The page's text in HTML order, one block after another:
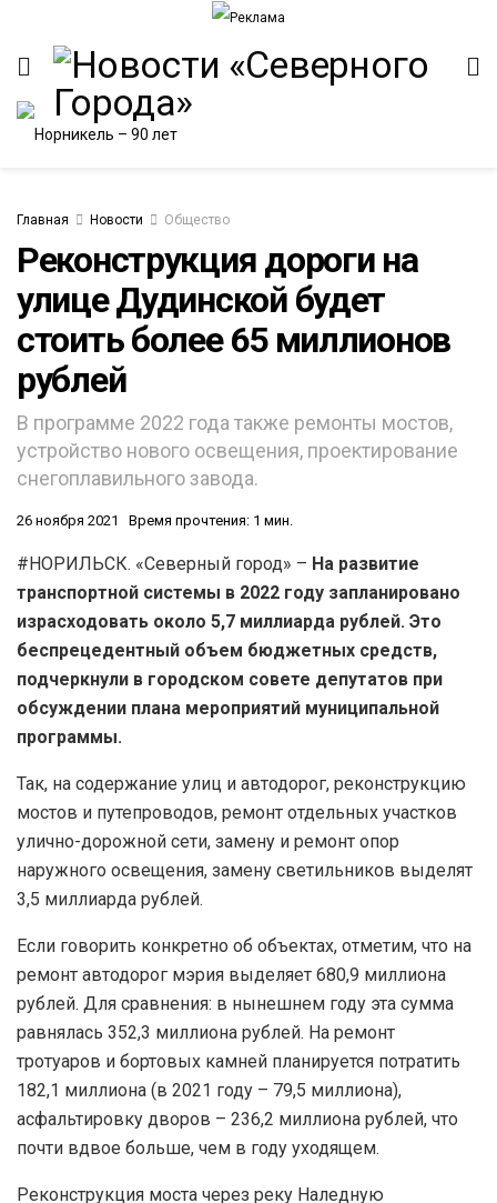
Главная Новости Общество
Реконструкция дороги на
улице Дудинской будет
стоить более 65 миллионов
рублей
В программе 2022 года также ремонты мостов,
устройство нового освещения, проектирование
снегоплавильного завода.
26 ноября 2021 Время прочтения: 1 мин.
#НОРИЛЬСК. «Северный город» – На развитие
транспортной системы в 2022 году запланировано
израсходовать около 5,7 миллиарда рублей. Это
беспрецедентный объем бюджетных средств,
подчеркнули в городском совете депутатов при
обсуждении плана мероприятий муниципальной
программы.
Так, на содержание улиц и автодорог, реконструкцию
мостов и путепроводов, ремонт отдельных участков
улично-дорожной сети, замену и ремонт опор
наружного освещения, замену светильников выделят
3,5 миллиарда рублей.
Если говорить конкретно об объектах, отметим, что на
ремонт автодорог мэрия выделяет 680,9 миллиона
рублей. Для сравнения: в нынешнем году эта сумма
равнялась 352,3 миллиона рублей. На ремонт
тротуаров и бортовых камней планируется потратить
182,1 миллиона (в 2021 году – 79,5 миллиона),
асфальтировку дворов – 236,2 миллиона рублей, что
почти вдвое больше, чем в году уходящем.
Реконструкция моста через реку Наледную